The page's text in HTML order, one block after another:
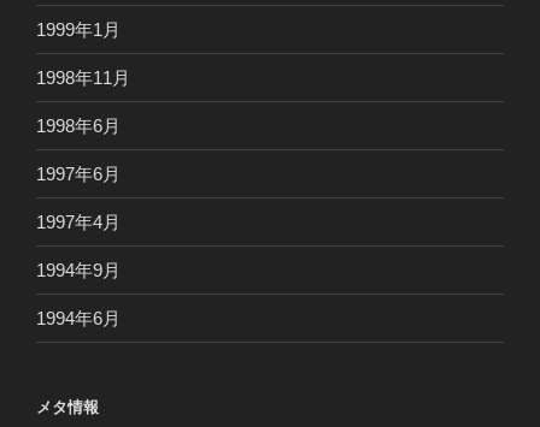
1999年1月
1998年11月
1998年6月
1997年6月
1997年4月
1994年9月
1994年6月
メタ情報